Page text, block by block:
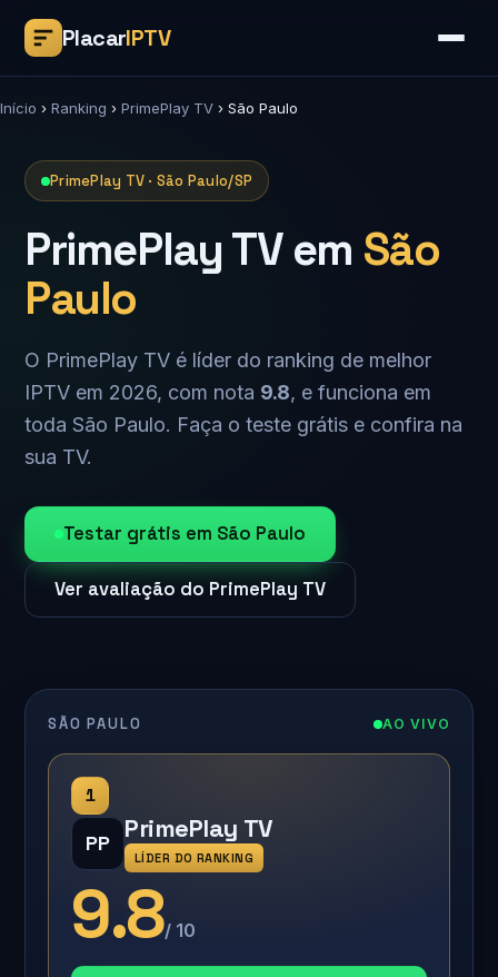
PlacarIPTV
Início › Ranking › PrimePlay TV › São Paulo
PrimePlay TV · São Paulo/SP
PrimePlay TV em São
Paulo
O PrimePlay TV é líder do ranking de melhor
IPTV em 2026, com nota 9.8, e funciona em
toda São Paulo. Faça o teste grátis e confira na
sua TV.
Testar grátis em São Paulo
Ver avaliação do PrimePlay TV
SÃO PAULO AO VIVO
1
PP PrimePlay TV
LÍDER DO RANKING
9.8/ 10